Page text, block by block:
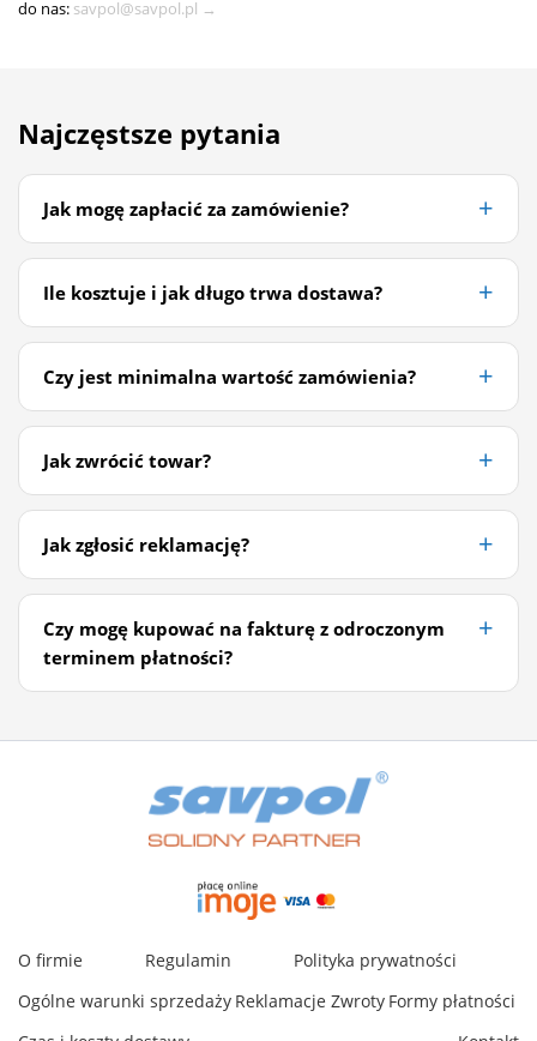
do nas: savpol@savpol.pl →
Najczęstsze pytania
Jak mogę zapłacić za zamówienie?
Ile kosztuje i jak długo trwa dostawa?
Czy jest minimalna wartość zamówienia?
Jak zwrócić towar?
Jak zgłosić reklamację?
Czy mogę kupować na fakturę z odroczonym
terminem płatności?
O firmie Regulamin
Polityka prywatności
Ogólne warunki sprzedaży Reklamacje Zwroty Formy płatności